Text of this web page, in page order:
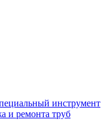
инструмент
и ремонта труб